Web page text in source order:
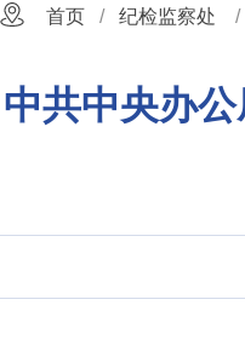
首页 纪检监察处
中共中央办